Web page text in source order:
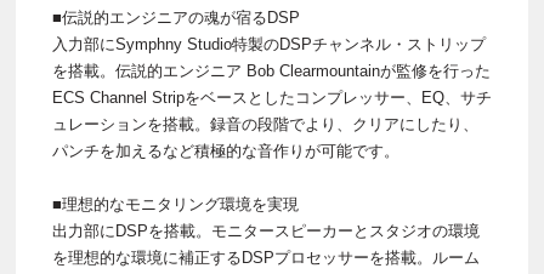
■伝説的エンジニアの魂が宿るDSP
入力部にSymphny Studio特製のDSPチャンネル・ストリップ
を搭載。伝説的エンジニア Bob Clearmountainが監修を行った
ECS Channel Stripをベースとしたコンプレッサー、EQ、サチ
ュレーションを搭載。録音の段階でより、クリアにしたり、
パンチを加えるなど積極的な音作りが可能です。
■理想的なモニタリング環境を実現
出力部にDSPを搭載。モニタースピーカーとスタジオの環境
を理想的な環境に補正するDSPプロセッサーを搭載。ルーム